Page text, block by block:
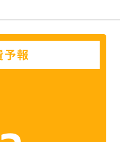
予報